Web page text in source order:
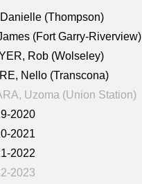
(Thompson)
(Fort Garry-Riverview)
Rob (Wolseley)
Nello (Transcona)
Uzoma (Union Station)
2020
2021
2022
2023